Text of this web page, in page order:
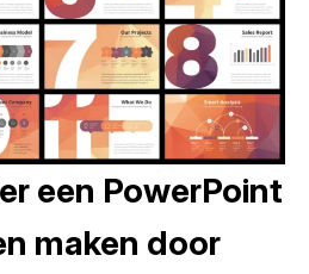
een PowerPoint
maken door